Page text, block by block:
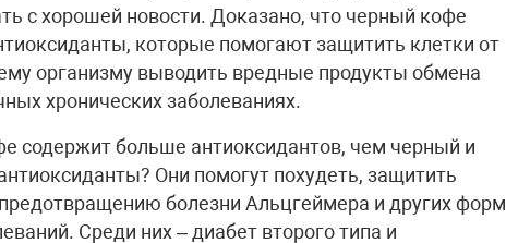
с хорошей новости. Доказано, что черный кофе
которые помогают защитить клетки от
организму выводить вредные продукты обмена
хронических заболеваниях.
содержит больше антиоксидантов, чем черный и
Они помогут похудеть, защитить
болезни Альцгеймера и других форм
Среди них – диабет второго типа и